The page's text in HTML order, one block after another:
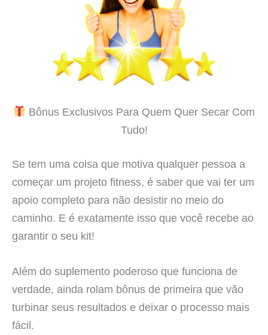
Bônus Exclusivos Para Quem Quer Secar Com
Tudo!
Se tem uma coisa que motiva qualquer pessoa a
começar um projeto fitness, é saber que vai ter um
apoio completo para não desistir no meio do
caminho. E é exatamente isso que você recebe ao
garantir o seu kit!
Além do suplemento poderoso que funciona de
verdade, ainda rolam bônus de primeira que vão
turbinar seus resultados e deixar o processo mais
fácil.